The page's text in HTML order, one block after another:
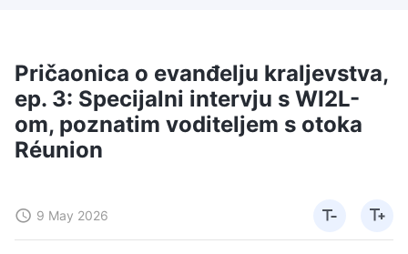
Pričaonica o evanđelju kraljevstva,
ep. 3: Specijalni intervju s WI2L-
om, poznatim voditeljem s otoka
Réunion
9 May 2026